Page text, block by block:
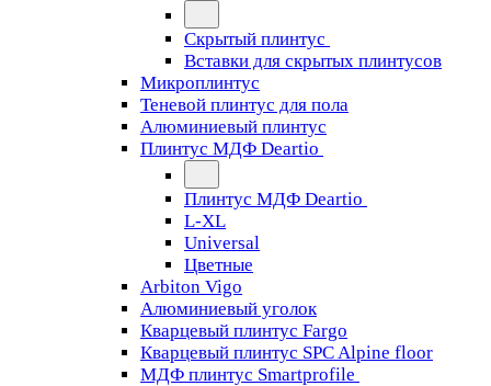
Скрытый плинтус
Вставки для скрытых плинтусов
Микроплинтус
Теневой плинтус для пола
Алюминиевый плинтус
Плинтус МДФ Deartio
Плинтус МДФ Deartio
L-XL
Universal
Цветные
Arbiton Vigo
Алюминиевый уголок
Кварцевый плинтус Fargo
Кварцевый плинтус SPC Alpine floor
МДФ плинтус Smartprofile